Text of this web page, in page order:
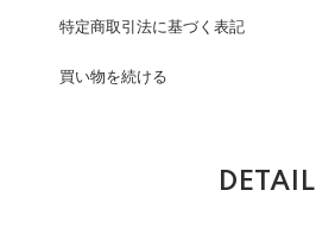
特定商取引法に基づく表記
買い物を続ける
DETAIL